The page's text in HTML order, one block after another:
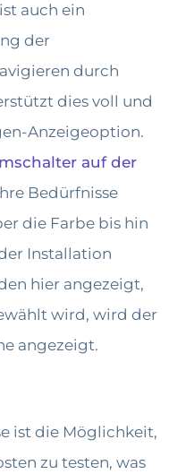
auch ein
der
durch
dies voll und
Anzeigeoption.
auf der
Bedürfnisse
die Farbe bis hin
Installation
hier angezeigt,
wird, wird der
angezeigt.
ist die Möglichkeit,
zu testen, was